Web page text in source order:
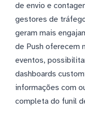
de envio e
gestores de
geram mais
de Push oferecem
eventos,
dashboards
informações com
completa do funil